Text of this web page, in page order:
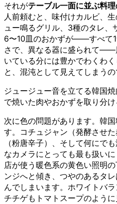
それがテーブル一面に並ぶ料
人前頼むと、味付けカルビ、
ュー鳴るグリル、3種のタレ、
6〜10皿のおかずが——すべて
さで、異なる器に盛られて——
いている分には豊かでわくわ
と、混沌として見えてしまうの
ジュージュー音を立てる韓国
で焼いた肉やおかずを取り分
次に色の問題があります。韓
す。コチュジャン（発酵させ
（粉唐辛子）、そして何にで
なカメラにとっても最も扱い
店が使う暖色系の黄色い照明
ンジへと傾き、つやのあるタ
んでしまいます。ホワイトバ
チチゲもトマトスープのように